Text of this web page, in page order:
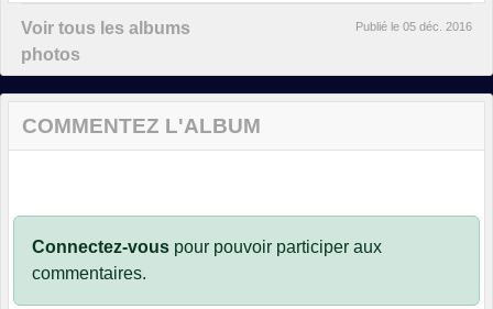
Voir tous les albums
photos
Publié le 05 déc. 2016
COMMENTEZ L'ALBUM
Connectez-vous pour pouvoir participer aux
commentaires.